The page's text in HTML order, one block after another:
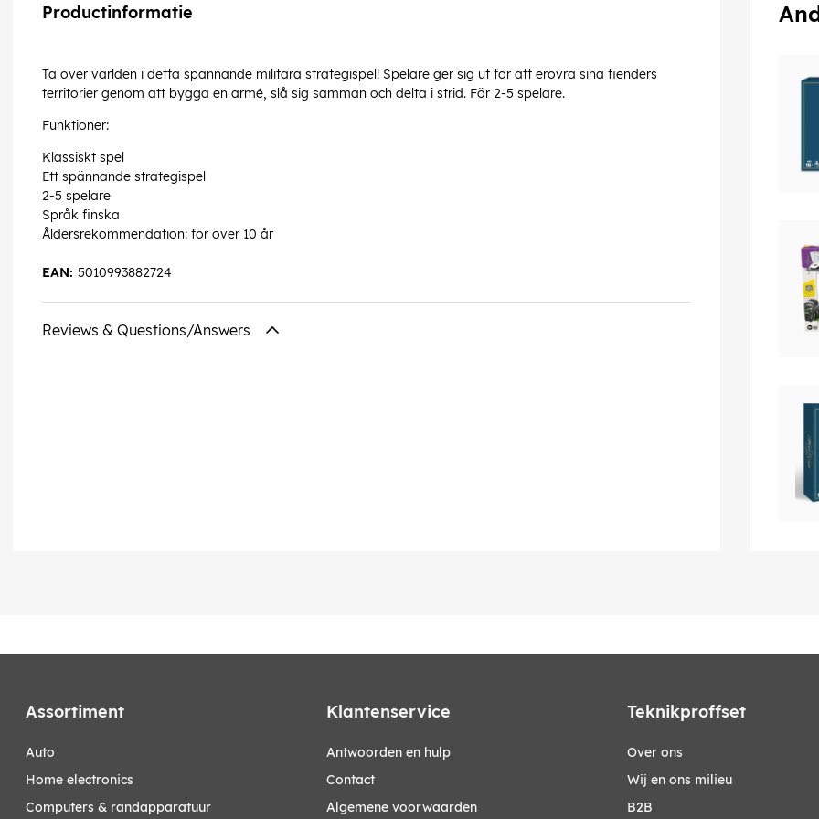
Productinformatie
Ta över världen i detta spännande militära strategispel! Spelare ger sig ut för att erövra sina fienders
territorier genom att bygga en armé, slå sig samman och delta i strid. För 2-5 spelare.
Funktioner:
Klassiskt spel
Ett spännande strategispel
2-5 spelare
Språk finska
Åldersrekommendation: för över 10 år
5010993882724
EAN:
Reviews & Questions/Answers
Assortiment
auto
home electronics
computers & randapparatuur
Klantenservice
Antwoorden en hulp
Contact
Algemene voorwaarden
Teknikproffset
Over ons
Wij en ons milieu
B2B